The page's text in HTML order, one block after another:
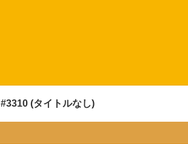
#3310 (タイトルなし)